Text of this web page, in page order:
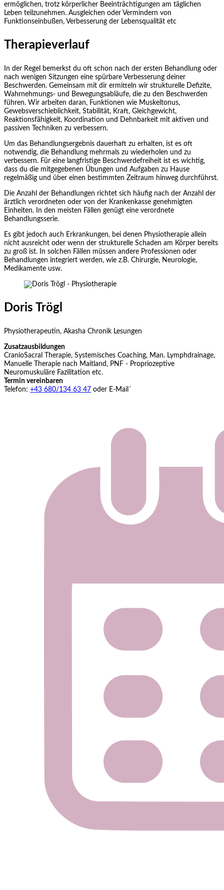
ermöglichen, trotz körperlicher Beeinträchtigungen am täglichen
Leben teilzunehmen. Ausgleichen oder Vermindern von
Funktionseinbußen, Verbesserung der Lebensqualität etc
Therapieverlauf
In der Regel bemerkst du oft schon nach der ersten Behandlung oder
nach wenigen Sitzungen eine spürbare Verbesserung deiner
Beschwerden. Gemeinsam mit dir ermitteln wir strukturelle Defizite,
Wahrnehmungs- und Bewegungsabläufe, die zu den Beschwerden
führen. Wir arbeiten daran, Funktionen wie Muskeltonus,
Gewebsverschieblichkeit, Stabilität, Kraft, Gleichgewicht,
Reaktionsfähigkeit, Koordination und Dehnbarkeit mit aktiven und
passiven Techniken zu verbessern.
Um das Behandlungsergebnis dauerhaft zu erhalten, ist es oft
notwendig, die Behandlung mehrmals zu wiederholen und zu
verbessern. Für eine langfristige Beschwerdefreiheit ist es wichtig,
dass du die mitgegebenen Übungen und Aufgaben zu Hause
regelmäßig und über einen bestimmten Zeitraum hinweg durchführst.
Die Anzahl der Behandlungen richtet sich häufig nach der Anzahl der
ärztlich verordneten oder von der Krankenkasse genehmigten
Einheiten. In den meisten Fällen genügt eine verordnete
Behandlungsserie.
Es gibt jedoch auch Erkrankungen, bei denen Physiotherapie allein
nicht ausreicht oder wenn der strukturelle Schaden am Körper bereits
zu groß ist. In solchen Fällen müssen andere Professionen oder
Behandlungen integriert werden, wie z.B. Chirurgie, Neurologie,
Medikamente usw.
Doris Trögl
Physiotherapeutin, Akasha Chronik Lesungen
Zusatzausbildungen
CranioSacral Therapie, Systemisches Coaching, Man. Lymphdrainage,
Manuelle Therapie nach Maitland, PNF - Propriozeptive
Neuromuskuläre Fazilitation etc.
Termin vereinbaren
Telefon: +43 680/134 63 47 oder E-Mail´